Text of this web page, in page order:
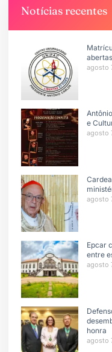
Notícias recentes
agosto
e
agosto
agosto
Epcar
entre
agosto
honra
agosto